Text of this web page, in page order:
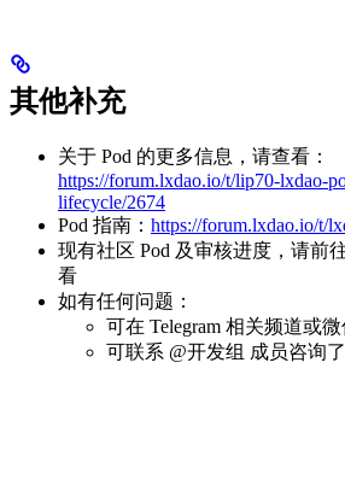
其他补充
关于 Pod 的更多信息，请查看：
https://forum.lxdao.io/t/lip70-lxdao-
lifecycle/2674
Pod 指南： https://forum.lxdao.io/t/
现有社区 Pod 及审核进度，请前
看
如有任何问题：
可在 Telegram 相关频道或
可联系 @开发组 成员咨询